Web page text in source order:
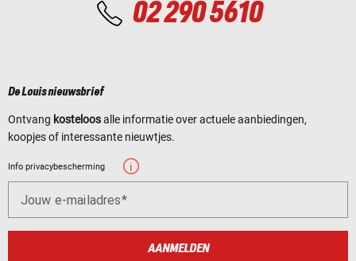
02 290 5610
De Louis nieuwsbrief
Ontvang kosteloosalle informatie over actuele aanbiedingen,
koopjes of interessante nieuwtjes.
Info privacybescherming
Jouw e-mailadres
AANMELDEN